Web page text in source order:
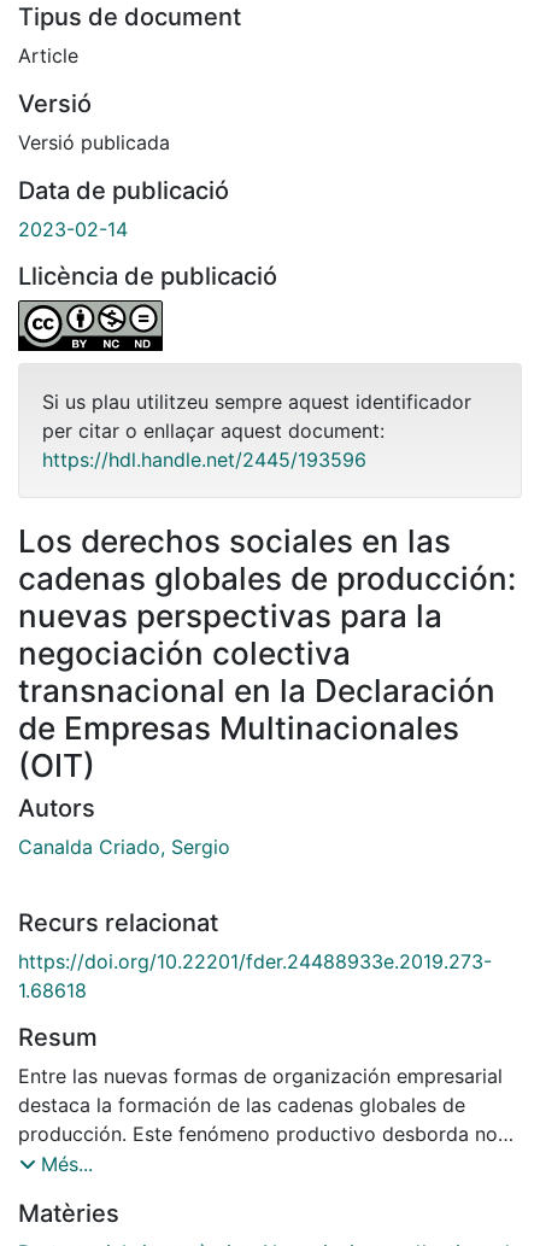
Tipus de document
Article
Versió
Versió publicada
Data de publicació
2023-02-14
Llicència de publicació
Si us plau utilitzeu sempre aquest identificador
per citar o enllaçar aquest document:
https://hdl.handle.net/2445/193596
Los derechos sociales en las
cadenas globales de producción:
nuevas perspectivas para la
negociación colectiva
transnacional en la Declaración
de Empresas Multinacionales
(OIT)
Autors
Canalda Criado, Sergio
Recurs relacionat
https://doi.org/10.22201/fder.24488933e.2019.273-
1.68618
Resum
Entre las nuevas formas de organización empresarial
destaca la formación de las cadenas globales de
producción. Este fenómeno productivo desborda no
sólo los marcos nacionales desde el punto de vista
relaciones laborales como los conocíamos hasta
Més...
Matèries